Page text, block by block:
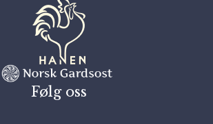
Følg oss